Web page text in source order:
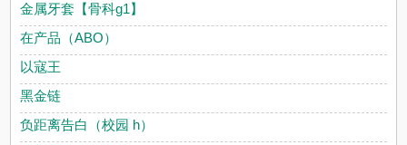
金属牙套【骨科g1】
在产品（ABO）
以寇王
黑金链
负距离告白（校园 h）